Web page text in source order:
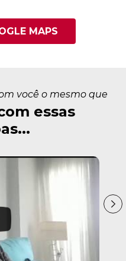
MAPS
você o mesmo que
essas